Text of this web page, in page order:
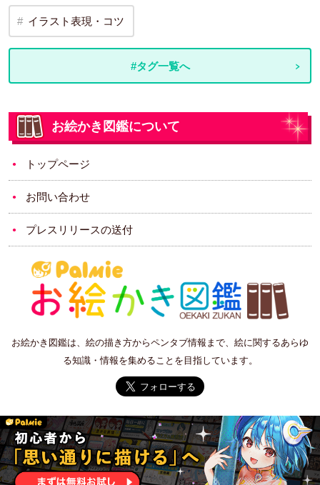
イラスト表現・コツ
#タグ一覧へ
お絵かき図鑑について
トップページ
お問い合わせ
プレスリリースの送付
お絵かき図鑑は、絵の描き方からペンタブ情報まで、絵に関するあらゆ
る知識・情報を集めることを目指しています。